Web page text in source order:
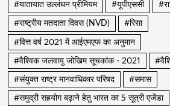
#यातायात उल्लंघन प्रीमियम #यूपीएससी
#राष्ट्रीय मतदाता दिवस (NVD) #रिसा
#वित्त वर्ष 2021 में आईएमएफ का अनुमान
#वैश्विक जलवायु जोखिम सूचकांक - 2021
#संयुक्त राष्ट्र मानवाधिकार परिषद #समास
#समुद्री सहयोग बढ़ाने हेतु भारत का 5 सूत्री एजेंडा